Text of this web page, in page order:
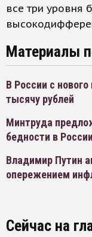
все три уровня
Материалы
В России с
тысячу рублей
Минтруда
бедности в России
Владимир Путин
опережением
Сейчас на